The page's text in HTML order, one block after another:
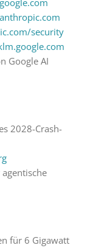
anthropic.com
security
Google AI
2028-Crash-
für 6 Gigawatt